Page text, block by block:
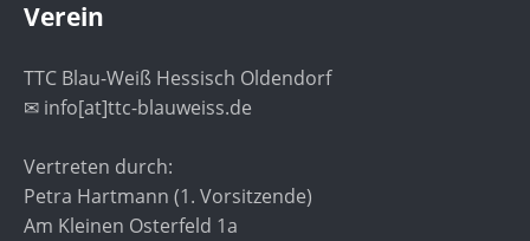
Verein
TTC Blau-Weiß Hessisch Oldendorf
✉ info[at]ttc-blauweiss.de
Vertreten durch:
Petra Hartmann (1. Vorsitzende)
Am Kleinen Osterfeld 1a